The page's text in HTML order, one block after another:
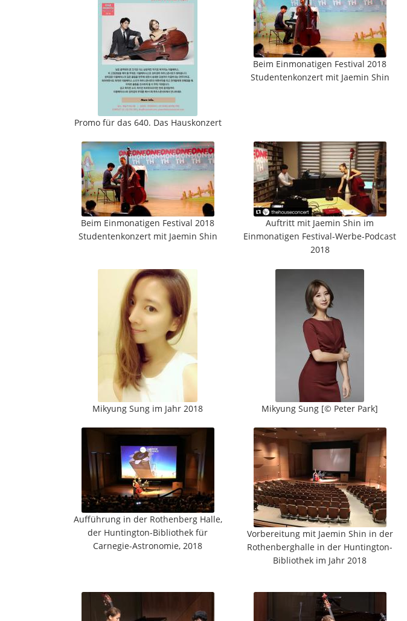
Promo für das 640. Das Hauskonzert
Beim Einmonatigen Festival 2018
Studentenkonzert mit Jaemin Shin
Beim Einmonatigen Festival 2018
Studentenkonzert mit Jaemin Shin
Auftritt mit Jaemin Shin im
Einmonatigen Festival-Werbe-Podcast
2018
Mikyung Sung im Jahr 2018 Mikyung Sung [© Peter Park]
Aufführung in der Rothenberg Halle,
der Huntington-Bibliothek für
Carnegie-Astronomie, 2018
Vorbereitung mit Jaemin Shin in der
Rothenberghalle in der Huntington-
Bibliothek im Jahr 2018